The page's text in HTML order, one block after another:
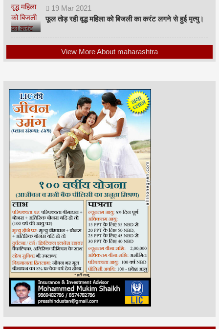
19 Mar 2021
फूल तोड़ रही वृद्ध महिला को बिजली का करंट लगने से हुई मृत्यु।
View More About maharashtra